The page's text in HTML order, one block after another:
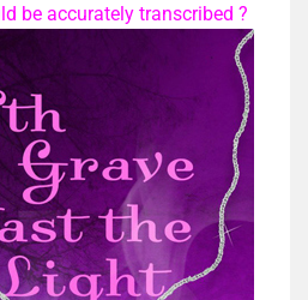
be accurately transcribed ?